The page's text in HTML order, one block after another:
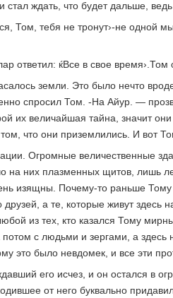
ждать, что будет дальше,
Том, тебя не тронут›-не одной
ответил: ќВсе в свое время›.Том
земли. Это было нечто
спросил Том. -На Айур. —
их величайшая тайна, значит
что они приземлились. И вот
Огромные величественные
них плазменных щитов, лишь
изящны. Почему-то раньше
друзей, а те, которые живут
из тех, кто казался Тому
с людьми и зергами, а
это было невдомек, и все эти
его исчез, и он остался в
от него буквально